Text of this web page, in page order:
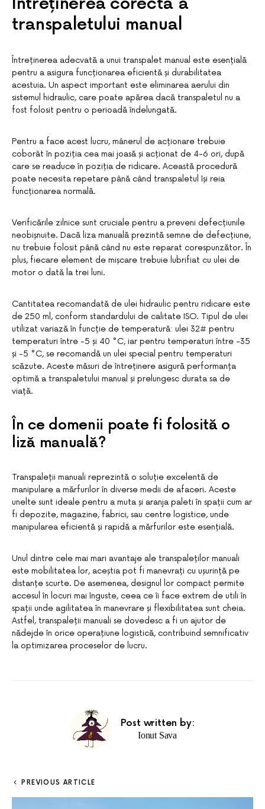
transpaletului manual
Întreținerea adecvată a unui transpalet manual este esențială
pentru a asigura funcționarea eficientă și durabilitatea
acestuia. Un aspect important este eliminarea aerului din
sistemul hidraulic, care poate apărea dacă transpaletul nu a
fost folosit pentru o perioadă îndelungată.
Pentru a face acest lucru, mânerul de acționare trebuie
coborât în poziția cea mai joasă și acționat de 4-6 ori, după
care se readuce în poziția de ridicare. Această procedură
poate necesita repetare până când transpaletul își reia
funcționarea normală.
Verificările zilnice sunt cruciale pentru a preveni defecțiunile
neobișnuite. Dacă liza manuală prezintă semne de defecțiune,
nu trebuie folosit până când nu este reparat corespunzător. În
plus, fiecare element de mișcare trebuie lubrifiat cu ulei de
motor o dată la trei luni.
Cantitatea recomandată de ulei hidraulic pentru ridicare este
de 250 ml, conform standardului de calitate ISO. Tipul de ulei
utilizat variază în funcție de temperatură: ulei 32# pentru
temperaturi între -5 și 40 °C, iar pentru temperaturi între -35
și -5 °C, se recomandă un ulei special pentru temperaturi
scăzute. Aceste măsuri de întreținere asigură performanța
optimă a transpaletului manual și prelungesc durata sa de
viață.
În ce domenii poate fi folosită o
liză manuală?
Transpaleții manuali reprezintă o soluție excelentă de
manipulare a mărfurilor în diverse medii de afaceri. Aceste
unelte sunt ideale pentru a muta și aranja paleti în spații cum ar
fi depozite, magazine, fabrici, sau centre logistice, unde
manipularea eficientă și rapidă a mărfurilor este esențială.
Unul dintre cele mai mari avantaje ale transpaleților manuali
este mobilitatea lor, aceștia pot fi manevrați cu ușurință pe
distanțe scurte. De asemenea, designul lor compact permite
accesul în locuri mai înguste, ceea ce îi face extrem de utili în
spații unde agilitatea în manevrare și flexibilitatea sunt cheia.
Astfel, transpaleții manuali se dovedesc a fi un ajutor de
nădejde în orice operațiune logistică, contribuind semnificativ
la optimizarea proceselor de lucru.
Post written by:
Ionut Sava
PREVIOUS ARTICLE